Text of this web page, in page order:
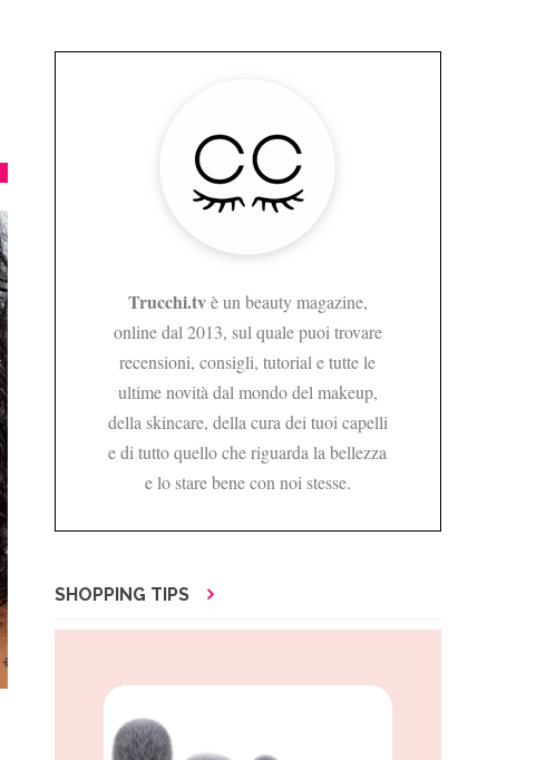
Trucchi.tvè un beauty magazine,
online dal 2013, sul quale puoi trovare
recensioni, consigli, tutorial e tutte le
ultime novità dal mondo del makeup,
della skincare, della cura dei tuoi capelli
e di tutto quello che riguarda la bellezza
e lo stare bene con noi stesse.
SHOPPING TIPS